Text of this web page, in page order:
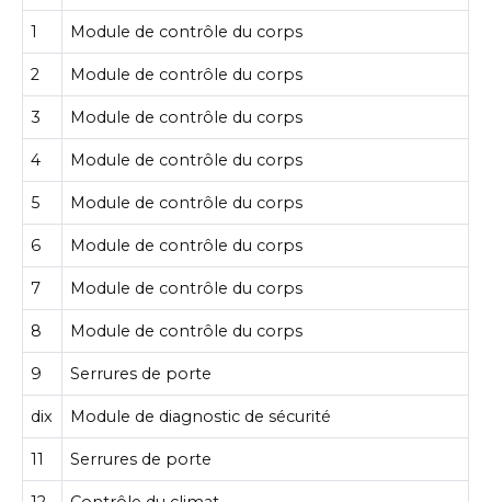
1 Module de contrôle du corps
2 Module de contrôle du corps
3 Module de contrôle du corps
4 Module de contrôle du corps
5 Module de contrôle du corps
6 Module de contrôle du corps
7 Module de contrôle du corps
8 Module de contrôle du corps
9 Serrures de porte
dix Module de diagnostic de sécurité
11 Serrures de porte